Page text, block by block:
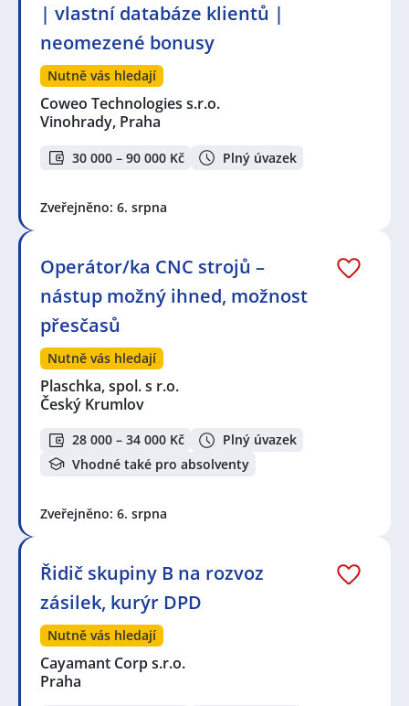
| vlastní databáze klientů |
neomezené bonusy
Nutně vás hledají
Coweo Technologies s.r.o.
Vinohrady, Praha
30 000 – 90 000 Kč Plný úvazek
Zveřejněno: 6. srpna
Operátor/ka CNC strojů –
nástup možný ihned, možnost
přesčasů
Nutně vás hledají
Plaschka, spol. s r.o.
Český Krumlov
28 000 – 34 000 Kč
Plný úvazek
Vhodné také pro absolventy
Zveřejněno: 6. srpna
Řidič skupiny B na rozvoz
zásilek, kurýr DPD
Nutně vás hledají
Cayamant Corp s.r.o.
Praha